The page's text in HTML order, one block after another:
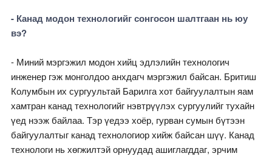
- Канад модон технологийг сонгосон шалтгаан нь юу
вэ?
- Миний мэргэжил модон хийц эдлэлийн технологич
инженер гэж монголдоо анхдагч мэргэжил байсан. Бритиш
Колумбын их сургуультай Барилга хот байгуулалтын яам
хамтран канад технологийг нэвтрүүлэх сургуулийг тухайн
үед нээж байлаа. Тэр үедээ хоёр, гурван сумын бүтээн
байгуулалтыг канад технологиор хийж байсан шүү. Канад
технологи нь хөгжилтэй орнуудад ашиглагддаг, эрчим